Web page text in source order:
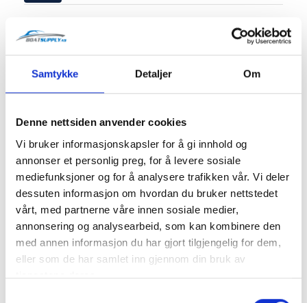
Samtykke Detaljer Om
Denne nettsiden anvender cookies
Vi bruker informasjonskapsler for å gi innhold og
annonser et personlig preg, for å levere sosiale
mediefunksjoner og for å analysere trafikken vår. Vi deler
dessuten informasjon om hvordan du bruker nettstedet
vårt, med partnerne våre innen sosiale medier,
annonsering og analysearbeid, som kan kombinere den
med annen informasjon du har gjort tilgjengelig for dem,
eller som de har samlet inn gjennom din bruk av
tjenestene deres.
Legg til Handlekurv
Varenummer: 119005-35170
Kategorier:
4LH-TE / 4LH-HTE
Oljefilter
Del produktet